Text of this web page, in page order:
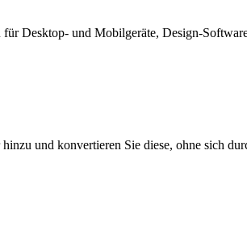
Desktop- und Mobilgeräte, Design-
und konvertieren Sie diese, ohne sich